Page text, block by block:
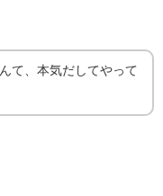
て、本気だしてやって